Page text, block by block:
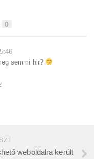
0
semmi hir?
weboldalra került